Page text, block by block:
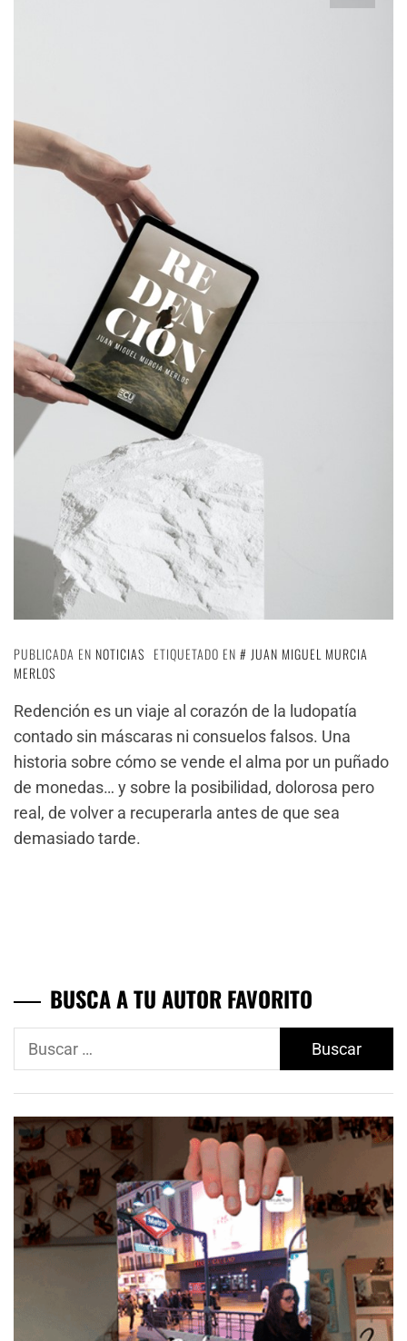
PUBLICADA EN NOTICIAS ETIQUETADO EN
JUAN MIGUEL MURCIA
MERLOS
Redención es un viaje al corazón de la ludopatía
contado sin máscaras ni consuelos falsos. Una
historia sobre cómo se vende el alma por un puñado
de monedas… y sobre la posibilidad, dolorosa pero
real, de volver a recuperarla antes de que sea
demasiado tarde.
BUSCA A TU AUTOR FAVORITO
Buscar: